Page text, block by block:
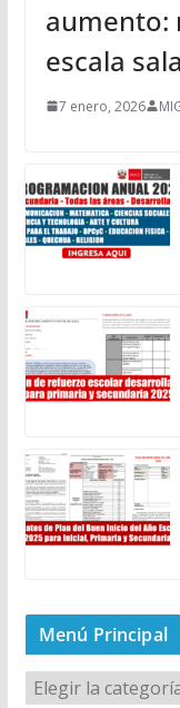
aumento:
escala
7 enero, 2026
Menú Principal
M